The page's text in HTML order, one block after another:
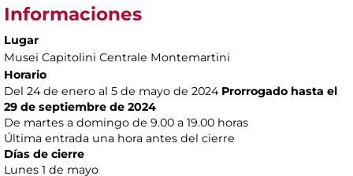
Informaciones
Lugar
Musei Capitolini Centrale Montemartini
Horario
Del 24 de enero al 5 de mayo de 2024 Prorrogado hasta el
29 de septiembre de 2024
De martes a domingo de 9.00 a 19.00 horas
Última entrada una hora antes del cierre
Días de cierre
Lunes 1 de mayo